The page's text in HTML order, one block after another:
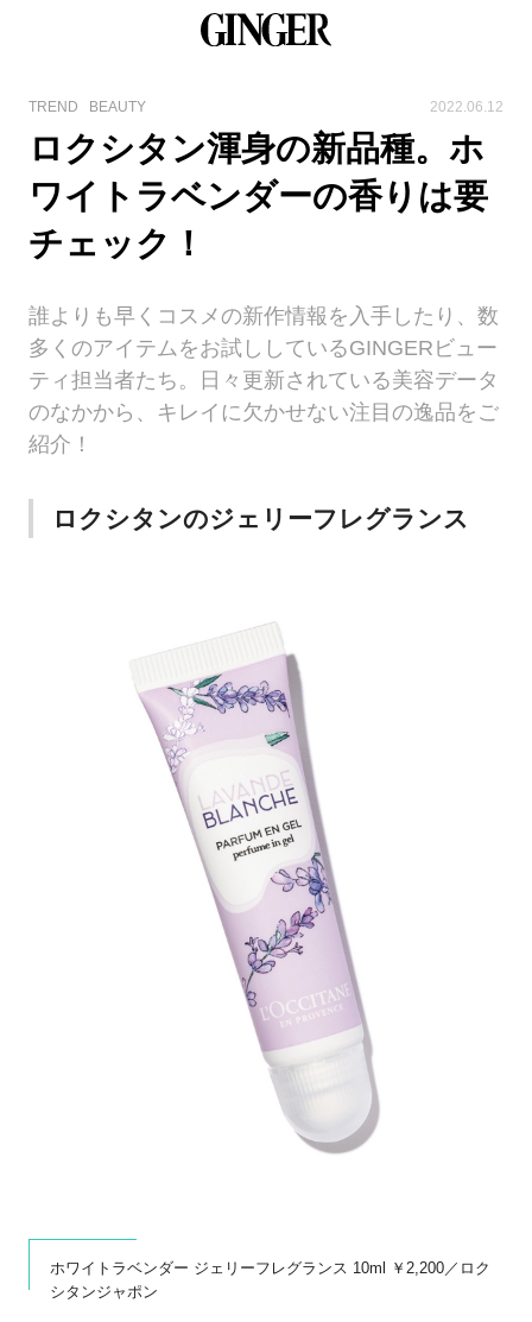
TREND BEAUTY 2022.06.12
ロクシタン渾身の新品種。ホ
ワイトラベンダーの香りは要
チェック！
誰よりも早くコスメの新作情報を入手したり、数
多くのアイテムをお試ししているGINGERビュー
ティ担当者たち。日々更新されている美容データ
のなかから、キレイに欠かせない注目の逸品をご
紹介！
ロクシタンのジェリーフレグランス
ホワイトラベンダー ジェリーフレグランス 10ml ￥2,200／ロク
シタンジャポン